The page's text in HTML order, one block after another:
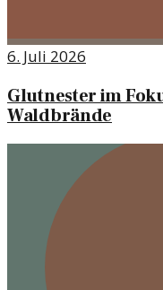
6. Juli 2026
Glutnester im
Waldbrände